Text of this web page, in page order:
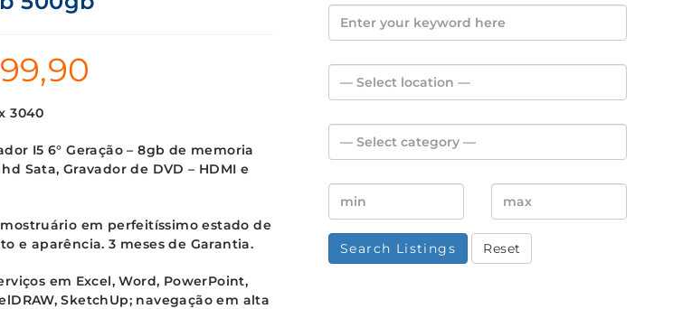
3040
I5 6° Geração – 8gb de memoria
hd Sata, Gravador de DVD – HDMI e
mostruário em perfeitíssimo estado de
e aparência. 3 meses de Garantia.
em Excel, Word, PowerPoint,
SketchUp; navegação em alta
Search Listings Reset